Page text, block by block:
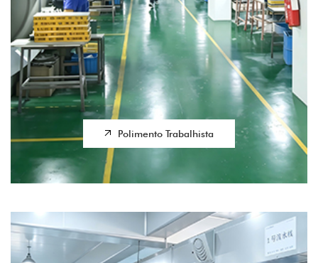
Polimento Trabalhista